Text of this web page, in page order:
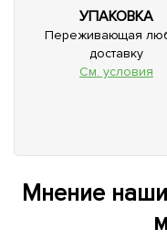
УПАКОВКА
Переживающая
доставку
См. условия
Мнение